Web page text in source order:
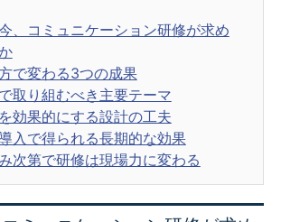
、コミュニケーション研修が求め
で変わる3つの成果
取り組むべき主要テーマ
効果的にする設計の工夫
入で得られる長期的な効果
次第で研修は現場力に変わる